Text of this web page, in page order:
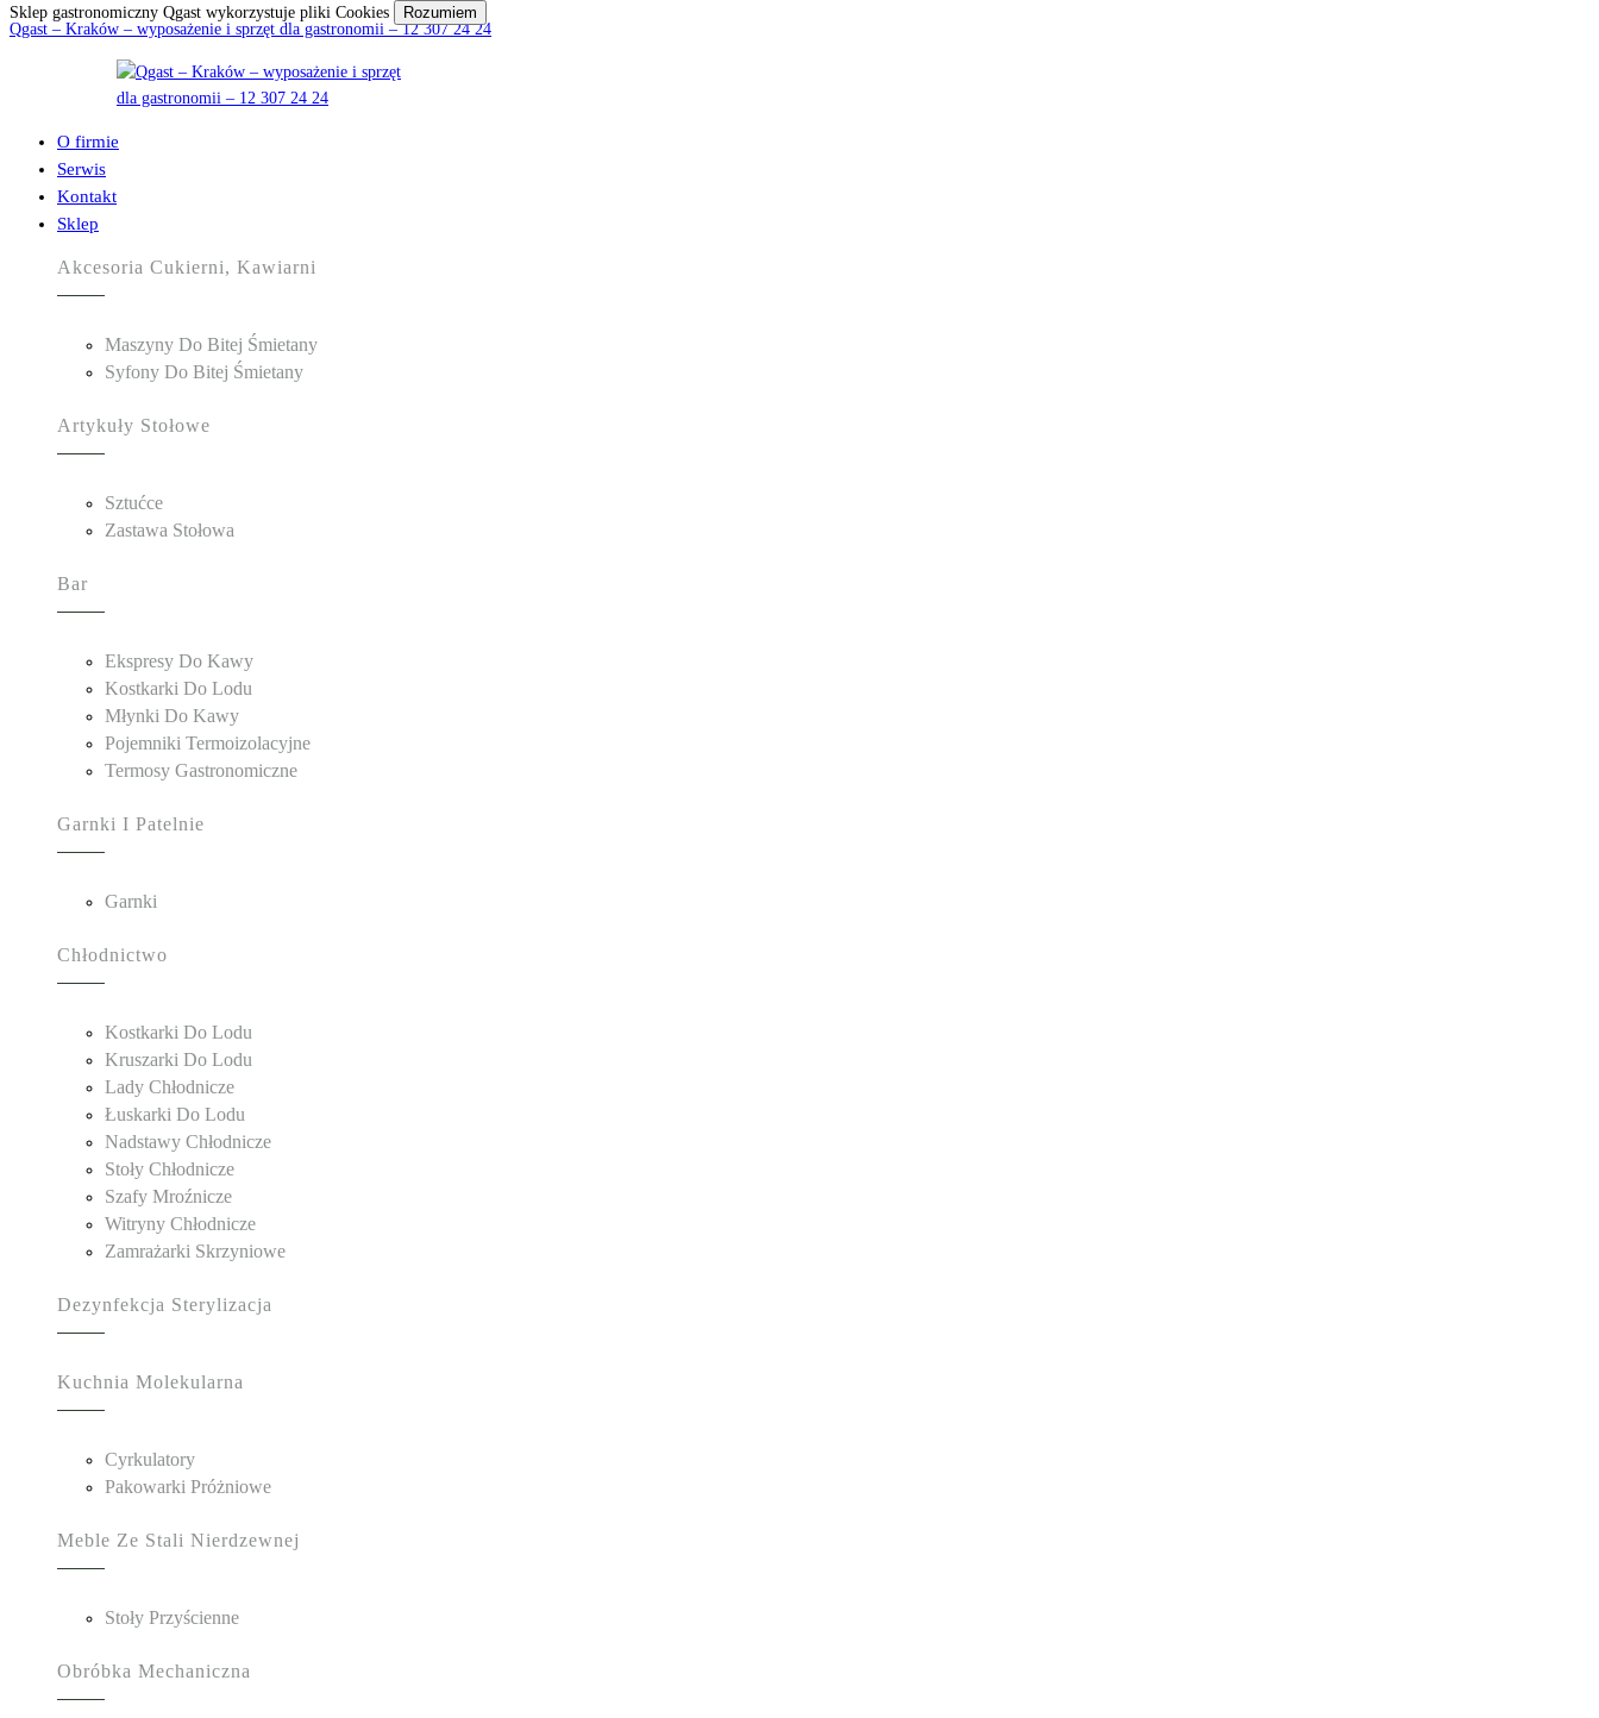
Qgast – Kraków – wyposażenie i sprzęt dla gastronomii – 12 307 24 24
O firmie
Serwis
Kontakt
Sklep
Akcesoria Cukierni, Kawiarni
Maszyny Do Bitej Śmietany
Syfony Do Bitej Śmietany
Artykuły Stołowe
Sztućce
Zastawa Stołowa
Bar
Ekspresy Do Kawy
Kostkarki Do Lodu
Młynki Do Kawy
Pojemniki Termoizolacyjne
Termosy Gastronomiczne
Garnki I Patelnie
Garnki
Chłodnictwo
Kostkarki Do Lodu
Kruszarki Do Lodu
Lady Chłodnicze
Łuskarki Do Lodu
Nadstawy Chłodnicze
Stoły Chłodnicze
Szafy Mroźnicze
Witryny Chłodnicze
Zamrażarki Skrzyniowe
Dezynfekcja Sterylizacja
Kuchnia Molekularna
Cyrkulatory
Pakowarki Próżniowe
Meble Ze Stali Nierdzewnej
Stoły Przyścienne
Obróbka Mechaniczna
Sklep gastronomiczny Qgast wykorzystuje pliki Cookies Rozumiem